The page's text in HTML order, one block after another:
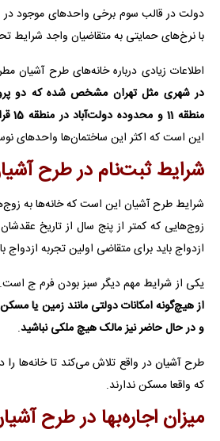
دولت در قالب سوم برخی واحدهای موجود در
با نرخ‌های حمایتی به متقاضیان واجد شرایط
اطلاعات زیادی درباره خانه‌های طرح آشیان
در شهری مثل تهران مشخص شده که دو
منطقه 11 و محدوده دولت‌آباد در منطقه 15 قرار دارد
این است که اکثر این ساختمان‌ها واحدهای
شرایط ثبت‌نام در طرح
شرایط طرح آشیان این است که خانه‌ها به
زوج‌‌هایی که کمتر از پنج سال از تاریخ
ازدواج باید برای متقاضی اولین تجربه ازدواج
یکی از شرایط مهم دیگر سبز بودن فرم ج
از هیچ‌گونه امکانات دولتی مانند زمین یا مسکن
و در حال حاضر نیز مالک هیچ ملکی نباشید.
طرح آشیان در واقع تلاش می‌کند تا خانه‌ها را
که واقعا مسکن ندارند.
میزان اجاره‌بها در طرح